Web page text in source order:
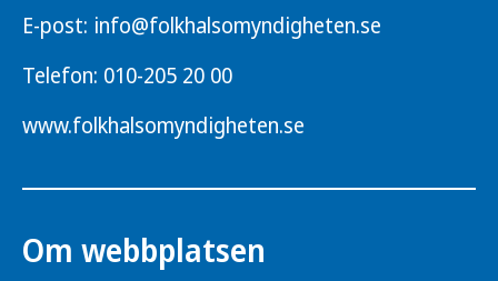
E-post: info@folkhalsomyndigheten.se
Telefon: 010-205 20 00
www.folkhalsomyndigheten.se
Om webbplatsen